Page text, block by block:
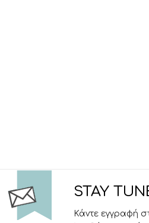
STAY
Κάντε εγγραφή